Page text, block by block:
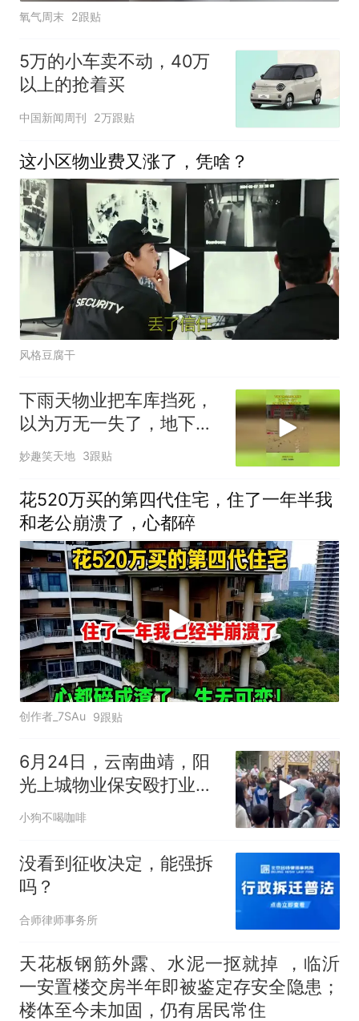
氧气周末 2跟贴
5万的小车卖不动，40万
以上的抢着买
中国新闻周刊 2万跟贴
这小区物业费又涨了，凭啥？
风格豆腐干
下雨天物业把车库挡死，
以为万无一失了，地下车
库变“夺命陷阱”
妙趣笑天地 3跟贴
花520万买的第四代住宅，住了一年半我
和老公崩溃了，心都碎
创作者_7SAu 9跟贴
6月24日，云南曲靖，阳
光上城物业保安殴打业
主。现场一片混
小狗不喝咖啡
没看到征收决定，能强拆
吗？
合师律师事务所
天花板钢筋外露、水泥一抠就掉 ，临沂
一安置楼交房半年即被鉴定存安全隐患；
楼体至今未加固，仍有居民常住